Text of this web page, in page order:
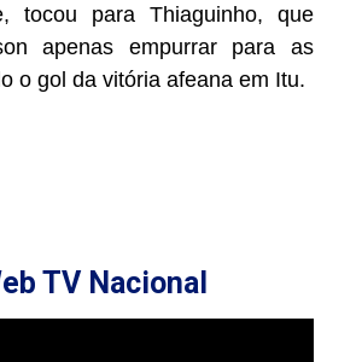
tocou para Thiaguinho, que
apenas empurrar para as
o gol da vitória afeana em Itu.
TV Nacional